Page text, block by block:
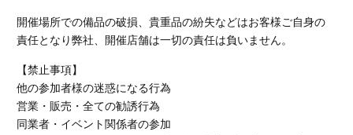
開催場所での備品の破損、貴重品の紛失などはお客様ご自身の
責任となり弊社、開催店舗は一切の責任は負いません。
【禁止事項】
他の参加者様の迷惑になる行為
営業・販売・全ての勧誘行為
同業者・イベント関係者の参加